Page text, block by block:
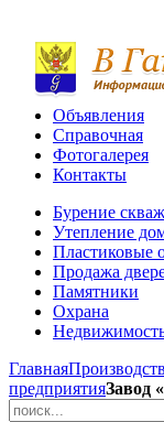
Объявления
Справочная
Фотогалерея
Контакты
Бурение
Утепление
Пластиковые
Продажа
Памятники
Охрана
Главная
предприятияЗавод